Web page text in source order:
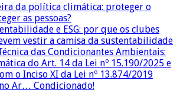
da política climática: proteger o
as pessoas?
e ESG: por que os clubes
vestir a camisa da sustentabilidade
das Condicionantes Ambientais:
do Art. 14 da Lei nº 15.190/2025 e
o Inciso XI da Lei nº 13.874/2019
Ar… Condicionado!